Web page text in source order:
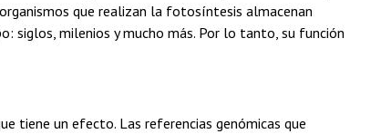
que realizan la fotosíntesis almacenan
siglos, milenios y mucho más. Por lo tanto, su función
tiene un efecto. Las referencias genómicas que